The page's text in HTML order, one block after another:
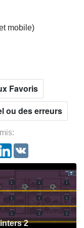
mobile)
Favoris
ou des erreurs
2